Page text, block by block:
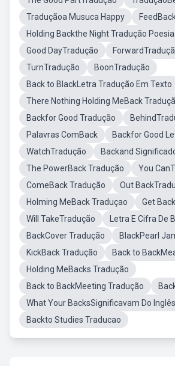
Traduçãoa Musuca Happy
Holding Backthe Night Tradução Poesia
Good DayTradução
TurnTradução
BoonTradução
Back to BlackLetra Tradução Em Texto
There Nothing Holding MeBack
Backfor Good Tradução
Palavras ComBack
Backfor Good
WatchTradução
Backand
The PowerBack Tradução
You
ComeBack Tradução
Out
Holming MeBack Traduçao
Get
Will TakeTradução
Letra E Cifra De
BackCover Tradução
BlackPearl
KickBack Tradução
Back to
Holding MeBacks Tradução
Back to BackMeeting Tradução
What Your BacksSignificavam Do Inglês
Backto Studies Traducao